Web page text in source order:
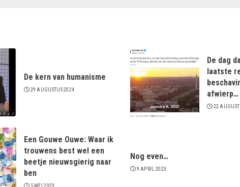
De kern van humanisme
29 AUGUSTUS 2024
De dag
laatste
afwierp…
22
Een Gouwe Ouwe: Waar ik
trouwens best wel een
beetje nieuwsgierig naar
ben
Nog even…
9 APRIL 2023